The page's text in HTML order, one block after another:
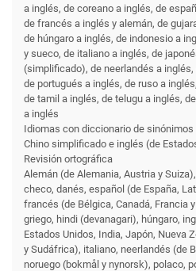
a inglés, de coreano a inglés, de
de francés a inglés y alemán, de
de húngaro a inglés, de indonesio a
y sueco, de italiano a inglés, de
(simplificado), de neerlandés a
de portugués a inglés, de ruso a
de tamil a inglés, de telugu a inglés,
a inglés
Idiomas con diccionario de sinónimos
Chino simplificado e inglés (de
Revisión ortográfica
Alemán (de Alemania, Austria y
checo, danés, español (de España,
francés (de Bélgica, Canadá, Francia
griego, hindi (devanagari), húngaro,
Estados Unidos, India, Japón, Nueva
y Sudáfrica), italiano, neerlandés (de
noruego (bokmål y nynorsk), polaco,